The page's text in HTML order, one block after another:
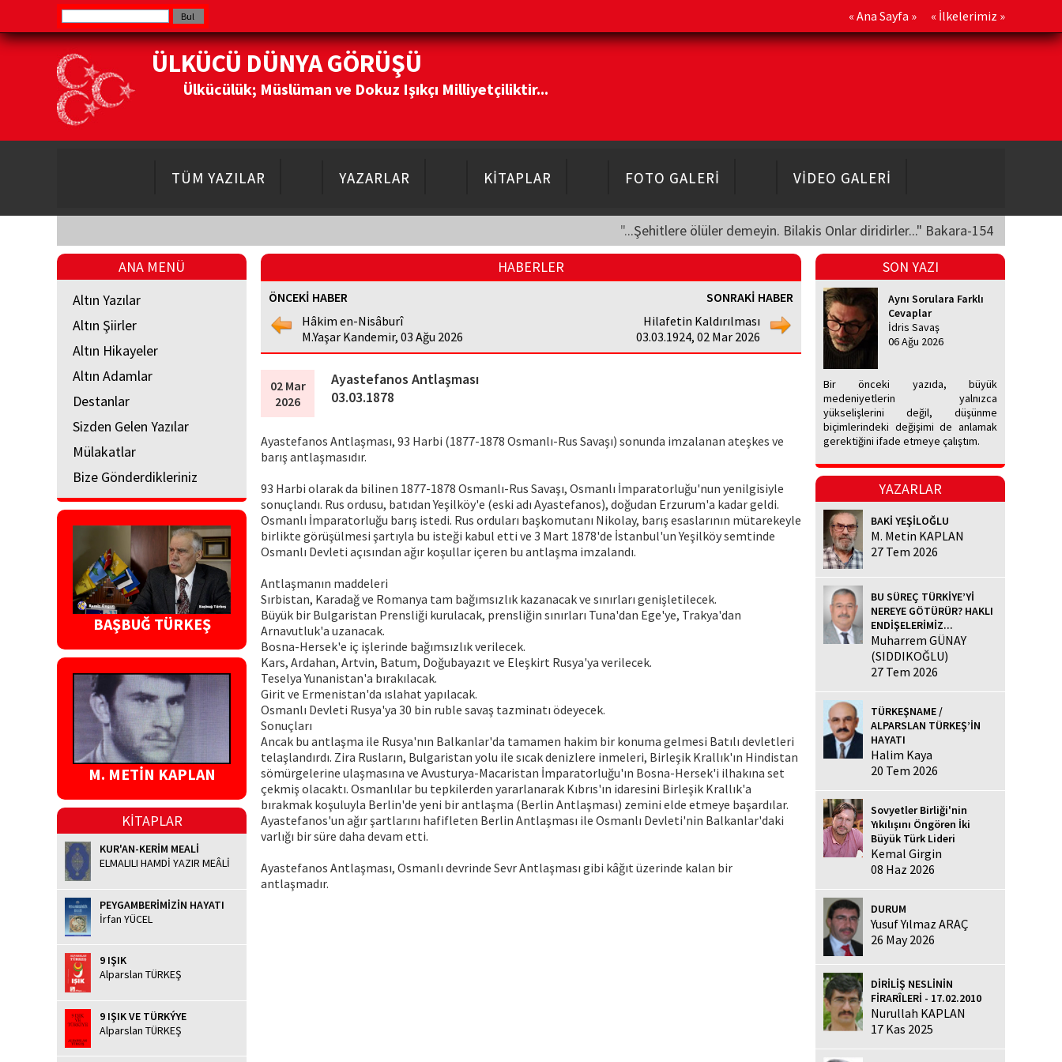
« Ana Sayfa » « İlkelerimiz »
ÜLKÜCÜ DÜNYA GÖRÜŞÜ
Ülkücülük; Müslüman ve Dokuz Işıkçı Milliyetçiliktir...
TÜM YAZILAR YAZARLAR KİTAPLAR FOTO GALERİ VİDEO GALERİ
"...Şehitlere ölüler demeyin. Bilakis Onlar diridirler..." Bakara-154
ANA MENÜ
Altın Yazılar
Altın Şiirler
Altın Hikayeler
Altın Adamlar
Destanlar
Sizden Gelen Yazılar
Mülakatlar
Bize Gönderdikleriniz
BAŞBUĞ TÜRKEŞ
M. METİN KAPLAN
KİTAPLAR
KUR'AN-KERİM MEALİ
ELMALILI HAMDİ YAZIR MEÂLİ
PEYGAMBERİMİZİN HAYATI
İrfan YÜCEL
9 IŞIK
Alparslan TÜRKEŞ
9 IŞIK VE TÜRKÝYE
Alparslan TÜRKEŞ
HABERLER
ÖNCEKİ HABER
Hâkim en-Nisâburî
M.Yaşar Kandemir, 03 Ağu 2026
SONRAKİ HABER
Hilafetin Kaldırılması
03.03.1924, 02 Mar 2026
02 Mar
2026
Ayastefanos Antlaşması
03.03.1878
Ayastefanos Antlaşması, 93 Harbi (1877-1878 Osmanlı-Rus Savaşı) sonunda imzalanan ateşkes ve
barış antlaşmasıdır.
93 Harbi olarak da bilinen 1877-1878 Osmanlı-Rus Savaşı, Osmanlı İmparatorluğu'nun yenilgisiyle
sonuçlandı. Rus ordusu, batıdan Yeşilköy'e (eski adı Ayastefanos), doğudan Erzurum'a kadar geldi.
Osmanlı İmparatorluğu barış istedi. Rus orduları başkomutanı Nikolay, barış esaslarının mütarekeyle
birlikte görüşülmesi şartıyla bu isteği kabul etti ve 3 Mart 1878'de İstanbul'un Yeşilköy semtinde
Osmanlı Devleti açısından ağır koşullar içeren bu antlaşma imzalandı.
Antlaşmanın maddeleri
Sırbistan, Karadağ ve Romanya tam bağımsızlık kazanacak ve sınırları genişletilecek.
Büyük bir Bulgaristan Prensliği kurulacak, prensliğin sınırları Tuna'dan Ege'ye, Trakya'dan
Arnavutluk'a uzanacak.
Bosna-Hersek'e iç işlerinde bağımsızlık verilecek.
Kars, Ardahan, Artvin, Batum, Doğubayazıt ve Eleşkirt Rusya'ya verilecek.
Teselya Yunanistan'a bırakılacak.
Girit ve Ermenistan'da ıslahat yapılacak.
Osmanlı Devleti Rusya'ya 30 bin ruble savaş tazminatı ödeyecek.
Sonuçları
Ancak bu antlaşma ile Rusya'nın Balkanlar'da tamamen hakim bir konuma gelmesi Batılı devletleri
telaşlandırdı. Zira Rusların, Bulgaristan yolu ile sıcak denizlere inmeleri, Birleşik Krallık'ın Hindistan
sömürgelerine ulaşmasına ve Avusturya-Macaristan İmparatorluğu'ın Bosna-Hersek'i ilhakına set
çekmiş olacaktı. Osmanlılar bu tepkilerden yararlanarak Kıbrıs'ın idaresini Birleşik Krallık'a
bırakmak koşuluyla Berlin'de yeni bir antlaşma (Berlin Antlaşması) zemini elde etmeye başardılar.
Ayastefanos'un ağır şartlarını hafifleten Berlin Antlaşması ile Osmanlı Devleti'nin Balkanlar'daki
varlığı bir süre daha devam etti.
Ayastefanos Antlaşması, Osmanlı devrinde Sevr Antlaşması gibi kâğıt üzerinde kalan bir
antlaşmadır.
SON YAZI
Aynı Sorulara Farklı
Cevaplar
İdris Savaş
06 Ağu 2026
Bir önceki yazıda, büyük
medeniyetlerin yalnızca
yükselişlerini değil, düşünme
biçimlerindeki değişimi de anlamak
gerektiğini ifade etmeye çalıştım.
YAZARLAR
BAKİ YEŞİLOĞLU
M. Metin KAPLAN
27 Tem 2026
BU SÜREÇ TÜRKİYE’Yİ
NEREYE GÖTÜRÜR? HAKLI
ENDİŞELERİMİZ...
Muharrem GÜNAY
(SIDDIKOĞLU)
27 Tem 2026
TÜRKEŞNAME /
ALPARSLAN TÜRKEŞ’İN
HAYATI
Halim Kaya
20 Tem 2026
Sovyetler Birliği'nin
Yıkılışını Öngören İki
Büyük Türk Lideri
Kemal Girgin
08 Haz 2026
DURUM
Yusuf Yılmaz ARAÇ
26 May 2026
DİRİLİŞ NESLİNİN
FİRARÎLERİ - 17.02.2010
Nurullah KAPLAN
17 Kas 2025